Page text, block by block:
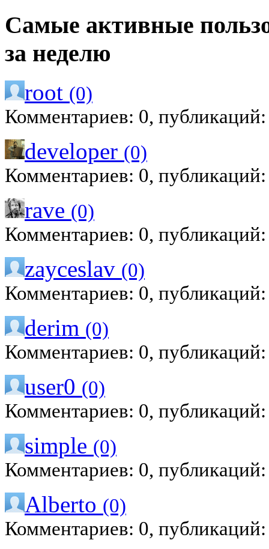
Самые активные
за неделю
root (0)
Комментариев: 0,
developer (0)
Комментариев: 0,
rave (0)
Комментариев: 0,
zayceslav (0)
Комментариев: 0,
derim (0)
Комментариев: 0,
user0 (0)
Комментариев: 0,
simple (0)
Комментариев: 0,
Alberto (0)
Комментариев: 0,